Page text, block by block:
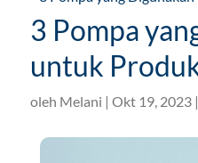
3 Pompa
untuk
oleh Melani | Okt 19, 2023|